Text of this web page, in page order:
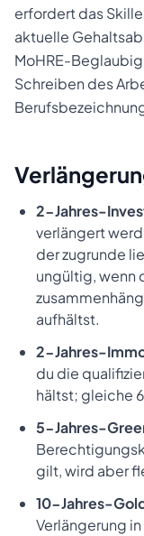
erfordert das
aktuelle
MoHRE-
Schreiben des
2-Jahres-
verlängert
der zugrunde
ungültig, wenn
aufhältst.
2-Jahres-
du die
hältst; gleiche
5-Jahres-
gilt, wird aber
10-Jahres-
Verlängerung